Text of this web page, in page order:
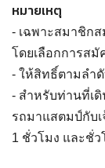
หมายเหตุ
- เฉพาะสมาชิก
โดยเลือกการส
- ให้สิทธิ์ตามลำ
- สำหรับท่านที่เ
รถมาแสตมป์กับ
1 ชั่วโมง และชั่